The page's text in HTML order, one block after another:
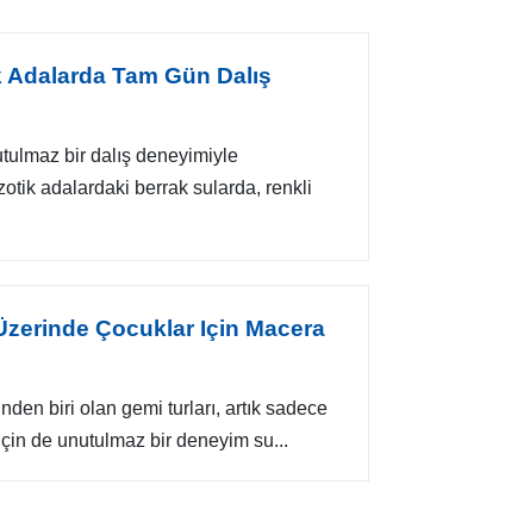
Tam Gün Dalış
bir dalış deneyimiyle
adalardaki berrak sularda, renkli
Çocuklar Için Macera
biri olan gemi turları, artık sadece
de unutulmaz bir deneyim su...